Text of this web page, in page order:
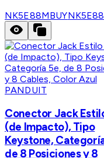
NK5E88MBUY
PANDUIT
Conector Jack
(de Impacto), Tipo
Keystone,
de 8 Posiciones y 8